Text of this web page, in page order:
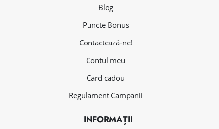
Blog
Puncte Bonus
Contactează-ne!
Contul meu
Card cadou
Regulament Campanii
INFORMAȚII